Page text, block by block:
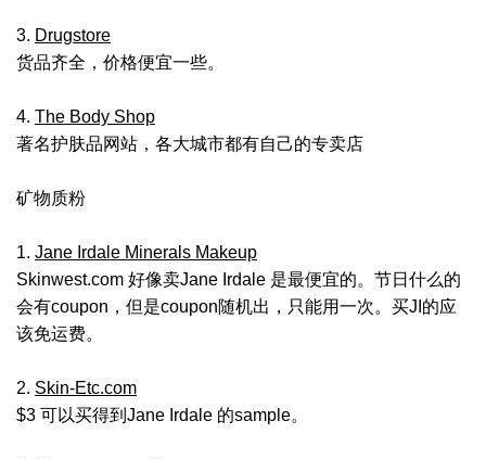
3. Drugstore
货品齐全，价格便宜一些。
4. The Body Shop
著名护肤品网站，各大城市都有自己的专卖店
矿物质粉
1. Jane Irdale Minerals Makeup
Skinwest.com 好像卖Jane Irdale 是最便宜的。节日什么的
会有coupon，但是coupon随机出，只能用一次。买JI的应
该免运费。
2. Skin-Etc.com
$3 可以买得到Jane Irdale 的sample。